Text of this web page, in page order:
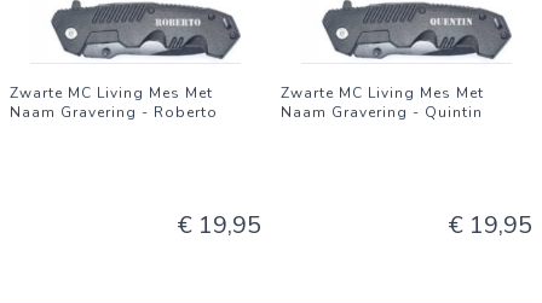
Zwarte MC Living Mes Met
Naam Gravering - Roberto
€ 19,95
Zwarte MC Living Mes Met
Naam Gravering - Quintin
€ 19,95